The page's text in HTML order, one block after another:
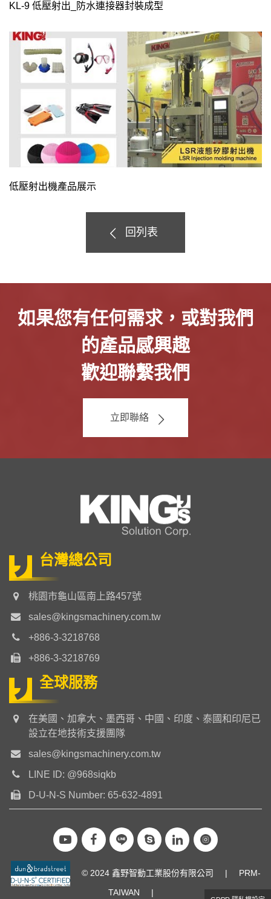
KL-9 低壓射出_防水連接器封裝成型
低壓射出機產品展示
回列表
如果您有任何需求，或對我們
的產品感興趣
歡迎聯繫我們
立即聯絡
台灣總公司
桃園市龜山區南上路457號
sales@kingsmachinery.com.tw
+886-3-3218768
+886-3-3218769
全球服務
在美國、加拿大、墨西哥、中國、印度、泰國和印尼已
設立在地技術支援團隊
sales@kingsmachinery.com.tw
LINE ID: @968siqkb
D-U-N-S Number: 65-632-4891
© 2024 鑫野智動工業股份有限公司 | PRM-
TAIWAN |